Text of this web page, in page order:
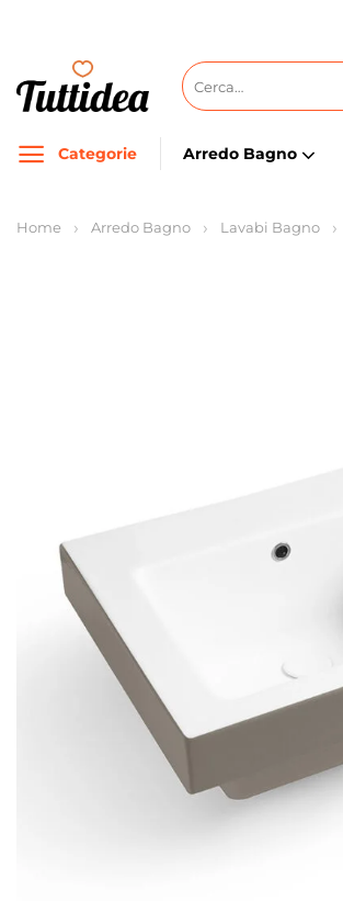
contenuti
Cerca:
Categorie Arredo Bagno
Home Arredo Bagno Lavabi Bagno